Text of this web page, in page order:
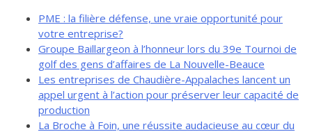
PME : la filière défense, une vraie opportunité pour
votre entreprise?
Groupe Baillargeon à l’honneur lors du 39e Tournoi de
golf des gens d’affaires de La Nouvelle-Beauce
Les entreprises de Chaudière-Appalaches lancent un
appel urgent à l’action pour préserver leur capacité de
production
La Broche à Foin, une réussite audacieuse au cœur du